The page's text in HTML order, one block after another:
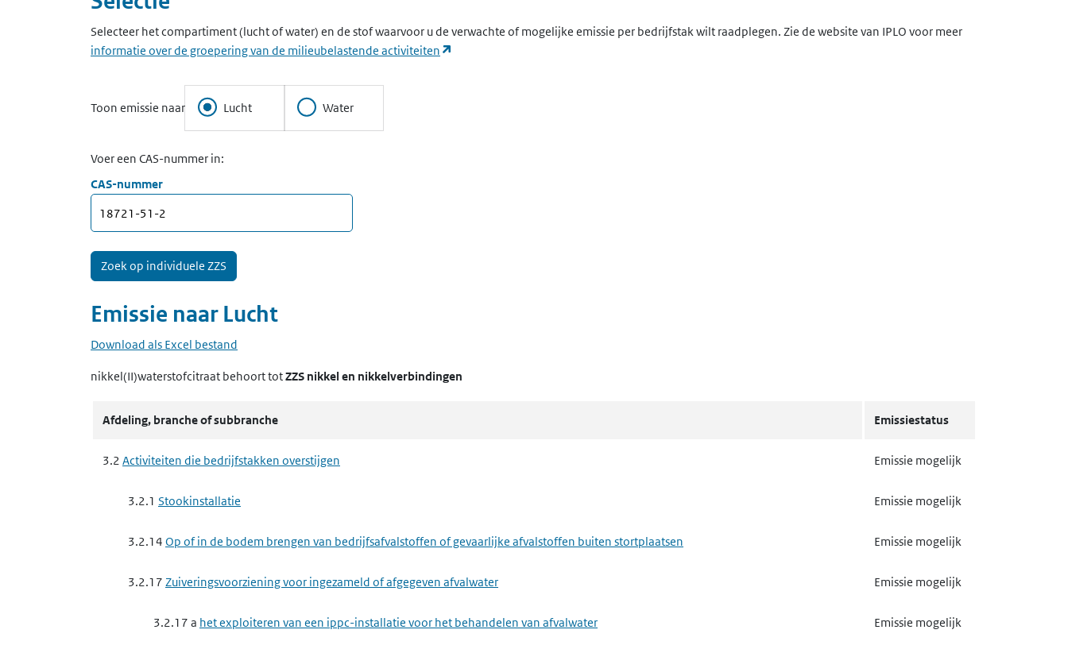
Selecteer het compartiment (lucht of water) en de stof waarvoor u de verwachte of mogelijke emissie per bedrijfstak wilt raadplegen. Zie de website van IPLO voor meer
informatie over de groepering van de milieubelastende activiteiten
Toon emissie naar Lucht Water
Voer een CAS-nummer in:
CAS-nummer
Emissie naar Lucht
Download als Excel bestand
nikkel(II)waterstofcitraat behoort totZZS nikkel en nikkelverbindingen
Afdeling, branche of subbranche Emissiestatus
3.2 Activiteiten die bedrijfstakken overstijgen Emissie mogelijk
3.2.1 Stookinstallatie Emissie mogelijk
3.2.14 Op of in de bodem brengen van bedrijfsafvalstoffen of gevaarlijke afvalstoffen buiten stortplaatsen Emissie mogelijk
3.2.17 Zuiveringsvoorziening voor ingezameld of afgegeven afvalwater Emissie mogelijk
3.2.17 a het exploiteren van een ippc-installatie voor het behandelen van afvalwater Emissie mogelijk